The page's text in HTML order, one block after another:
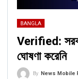
BANGLA
Verified:
ঘোষণা করেনি
By News Mobile